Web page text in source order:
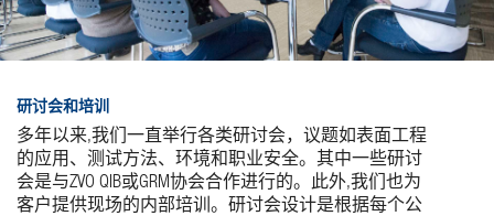
工程案例
联系方式
申明
汉语
研讨会和培训
多年以来,我们一直举行各类研讨会，议题如表面工程
的应用、测试方法、环境和职业安全。其中一些研讨
会是与ZVO QIB或GRM协会合作进行的。此外,我们也为
客户提供现场的内部培训。研讨会设计是根据每个公